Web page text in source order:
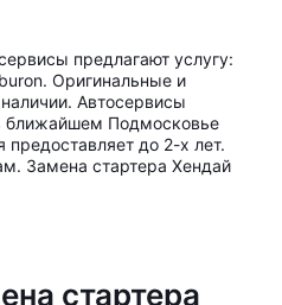
предлагают услугу:
Оригинальные и
Автосервисы
ближайшем Подмосковье
до 2-х лет.
Замена стартера Хендай
стартера